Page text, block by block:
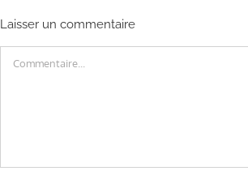
Laisser un commentaire